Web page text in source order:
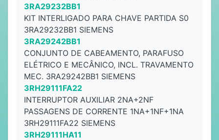
3RA29232BB1
KIT INTERLIGADO PARA CHAVE PARTIDA S0
3RA29232BB1 SIEMENS
3RA29242BB1
CONJUNTO DE CABEAMENTO, PARAFUSO
ELÉTRICO E MECÂNICO, INCL. TRAVAMENTO
MEC. 3RA29242BB1 SIEMENS
3RH29111FA22
INTERRUPTOR AUXILIAR 2NA+2NF
PASSAGENS DE CORRENTE 1NA+1NF+1NA
3RH29111FA22 SIEMENS
3RH29111HA11